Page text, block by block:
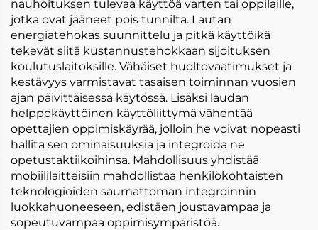
nauhoituksen tulevaa käyttöä varten tai oppilaille,
jotka ovat jääneet pois tunnilta. Lautan
energiatehokas suunnittelu ja pitkä käyttöikä
tekevät siitä kustannustehokkaan sijoituksen
koulutuslaitoksille. Vähäiset huoltovaatimukset ja
kestävyys varmistavat tasaisen toiminnan vuosien
ajan päivittäisessä käytössä. Lisäksi laudan
helppokäyttöinen käyttöliittymä vähentää
opettajien oppimiskäyrää, jolloin he voivat nopeasti
hallita sen ominaisuuksia ja integroida ne
opetustaktiikoihinsa. Mahdollisuus yhdistää
mobiililaitteisiin mahdollistaa henkilökohtaisten
teknologioiden saumattoman integroinnin
luokkahuoneeseen, edistäen joustavampaa ja
sopeutuvampaa oppimisympäristöä.